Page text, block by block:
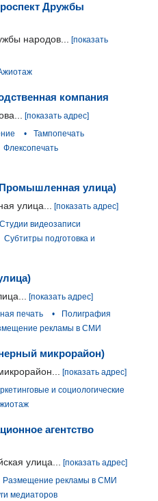
Дружбы
народов... [показать
компания
[показать адрес]
•
Тампопечать
Флексопечать
улица)
улица...
[показать адрес]
Студии видеозаписи
Субтитры подготовка и
[показать адрес]
печать •
Полиграфия
рекламы в СМИ
микрорайон)
[показать адрес]
и социологические
агентство
улица...
[показать адрес]
Размещение рекламы в СМИ
медиаторов